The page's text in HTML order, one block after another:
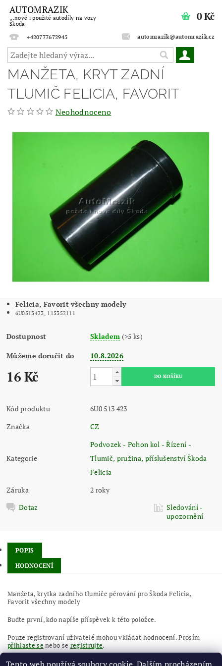
AUTOMRAZIK
...nové i použité autodíly na vozy
Škoda
+420777672945
automrazik@automrazik.cz
0 Kč
MANŽETA, KRYT ZADNÍ
TLUMIČ FELICIA, FAVORIT
Neohodnoceno
Felicia, Favorit všechny modely
6U0513423, 115352111
Dostupnost Skladem (>5 ks)
Můžeme doručit do 10.8.2026
16 Kč
Kód produktu
6U0 513 423
Značka
CZ
Kategorie
Podvozek - Pohon kol - Řízení -
Tlumič, pružina, příslušenství Škoda
Felicia
Záruka
2 roky
Dotaz
Sledování -
upozornění
POPIS
HODNOCENÍ
Manžeta, krytka zadního tlumiče pérování pro Škoda Felicia,
Favorit všechny modely
Buďte první, kdo napíše příspěvek k této položce.
Pouze registrovaní uživatelé mohou vkládat hodnocení. Prosím
přihlaste se nebo se registrujte.